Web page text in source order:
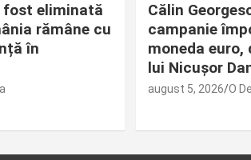
fost eliminată
rămâne cu
în
Călin
campanie
moneda
lui Nicușor
august 5, 2026 O